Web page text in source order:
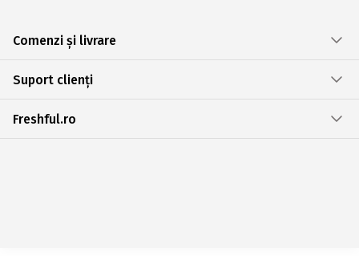
Comenzi și livrare
Suport clienți
Freshful.ro